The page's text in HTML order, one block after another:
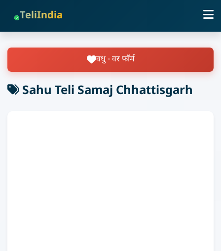
TeliIndia
वधु - वर फॉर्म
Sahu Teli Samaj Chhattisgarh